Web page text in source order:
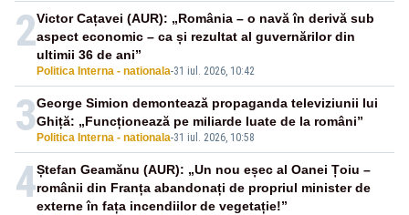
2
Politica Interna - nationala-31 iul. 2026, 10:42
Victor Cațavei (AUR): „România – o navă în derivă sub
aspect economic – ca și rezultat al guvernărilor din
ultimii 36 de ani”
3 Politica Interna - nationala-31 iul. 2026, 10:58
George Simion demontează propaganda televiziunii lui
Ghiță: „Funcționează pe miliarde luate de la români”
4Ștefan Geamănu (AUR): „Un nou eșec al Oanei Țoiu –
românii din Franța abandonați de propriul minister de
externe în fața incendiilor de vegetație!”